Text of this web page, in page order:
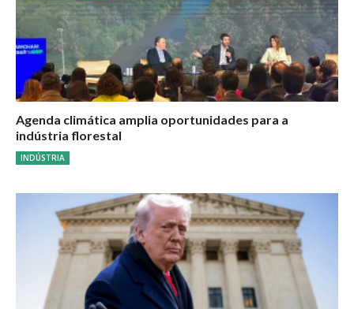
Agenda climática amplia oportunidades para a
indústria florestal
INDÚSTRIA